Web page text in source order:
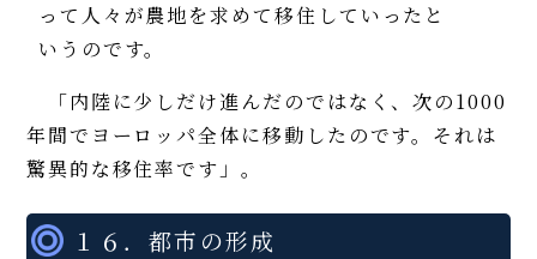
って人々が農地を求めて移住していったと
いうのです。
「内陸に少しだけ進んだのではなく、次の1000
年間でヨーロッパ全体に移動したのです。それは
驚異的な移住率です」。
１６．都市の形成